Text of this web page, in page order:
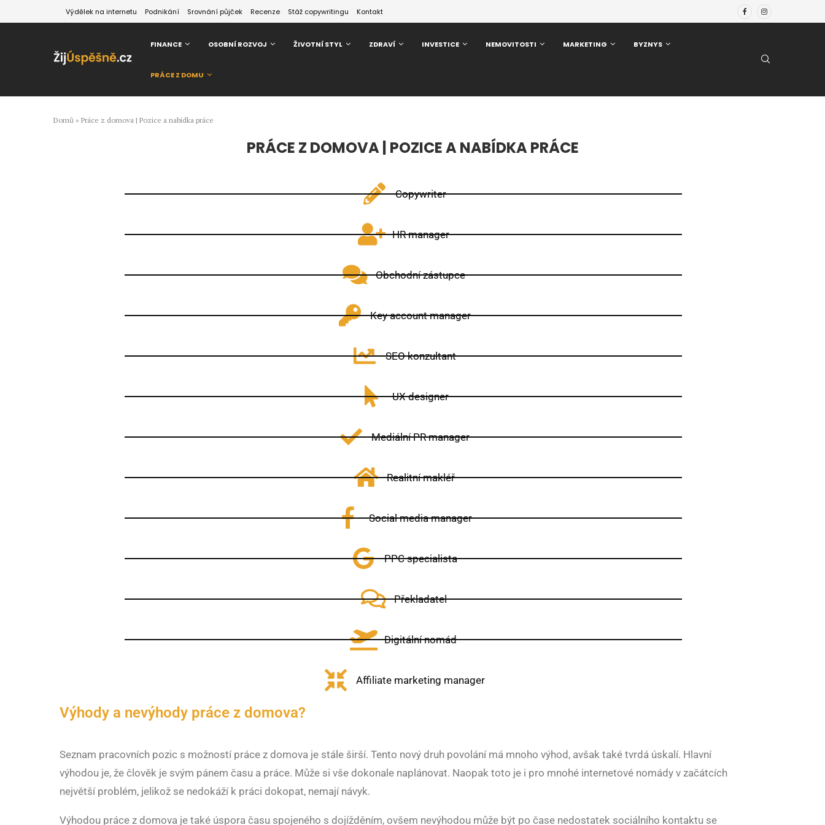
Výdělek na internetu Podnikání Srovnání půjček Recenze Stáž copywritingu Kontakt
FINANCE OSOBNÍ ROZVOJ ŽIVOTNÍ STYL ZDRAVÍ INVESTICE NEMOVITOSTI MARKETING BYZNYS
PRÁCE Z DOMU
Domů » Práce z domova | Pozice a nabídka práce
PRÁCE Z DOMOVA | POZICE A NABÍDKA PRÁCE
Copywriter
HR manager
Obchodní zástupce
Key account manager
SEO konzultant
UX designer
Mediální PR manager
Realitní makléř
Social media manager
PPC specialista
Překladatel
Digitální nomád
Affiliate marketing manager
Výhody a nevýhody práce z domova?
Seznam pracovních pozic s možností práce z domova je stále širší. Tento nový druh povolání má mnoho výhod, avšak také tvrdá úskalí. Hlavní
výhodou je, že člověk je svým pánem času a práce. Může si vše dokonale naplánovat. Naopak toto je i pro mnohé internetové nomády v začátcích
největší problém, jelikož se nedokáží k práci dokopat, nemají návyk.
Výhodou práce z domova je také úspora času spojeného s dojížděním, ovšem nevýhodou může být po čase nedostatek sociálního kontaktu se